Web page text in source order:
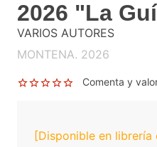
2026 "La
VARIOS AUTORES
MONTENA. 2026
Comenta y
[Disponible en librería